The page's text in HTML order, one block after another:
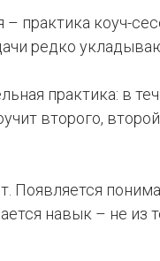
– практика коуч-
редко
практика: в
второго,
Появляется
навык – не из